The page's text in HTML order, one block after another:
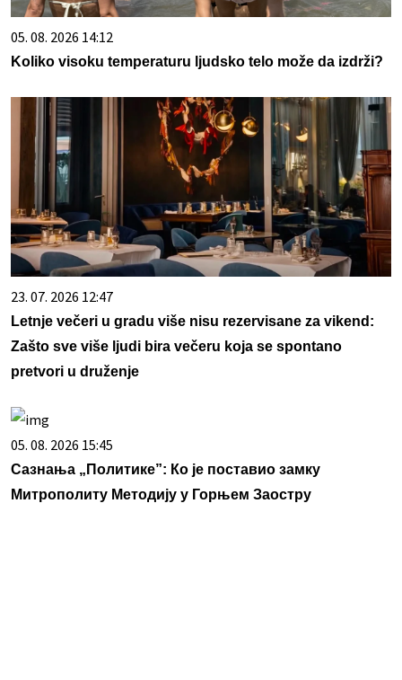
05. 08. 2026 14:12
Koliko visoku temperaturu ljudsko telo može da izdrži?
23. 07. 2026 12:47
Letnje večeri u gradu više nisu rezervisane za vikend:
Zašto sve više ljudi bira večeru koja se spontano
pretvori u druženje
05. 08. 2026 15:45
Сазнања „Политике”: Ко је поставио замку
Митрополиту Методију у Горњем Заостру